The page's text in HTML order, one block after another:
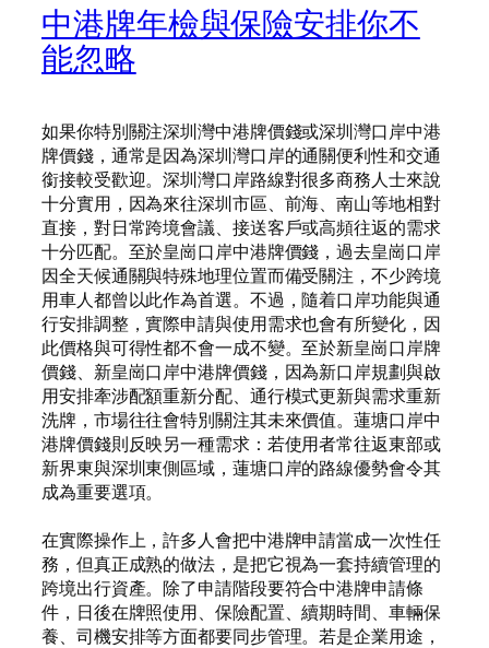
中港牌年檢與保險安排你不
能忽略
如果你特別關注深圳灣中港牌價錢或深圳灣口岸中港
牌價錢，通常是因為深圳灣口岸的通關便利性和交通
銜接較受歡迎。深圳灣口岸路線對很多商務人士來說
十分實用，因為來往深圳市區、前海、南山等地相對
直接，對日常跨境會議、接送客戶或高頻往返的需求
十分匹配。至於皇崗口岸中港牌價錢，過去皇崗口岸
因全天候通關與特殊地理位置而備受關注，不少跨境
用車人都曾以此作為首選。不過，隨着口岸功能與通
行安排調整，實際申請與使用需求也會有所變化，因
此價格與可得性都不會一成不變。至於新皇崗口岸牌
價錢、新皇崗口岸中港牌價錢，因為新口岸規劃與啟
用安排牽涉配額重新分配、通行模式更新與需求重新
洗牌，市場往往會特別關注其未來價值。蓮塘口岸中
港牌價錢則反映另一種需求：若使用者常往返東部或
新界東與深圳東側區域，蓮塘口岸的路線優勢會令其
成為重要選項。
在實際操作上，許多人會把中港牌申請當成一次性任
務，但真正成熟的做法，是把它視為一套持續管理的
跨境出行資產。除了申請階段要符合中港牌申請條
件，日後在牌照使用、保險配置、續期時間、車輛保
養、司機安排等方面都要同步管理。若是企業用途，